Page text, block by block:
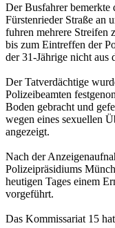
Der Busfahrer
Fürstenrieder Straße an
fuhren mehrere Streifen
bis zum Eintreffen der
der 31-Jährige nicht aus
Der Tatverdächtige
Polizeibeamten
Boden gebracht und
wegen eines sexuellen
angezeigt.
Nach der
Polizeipräsidiums
heutigen Tages einem
vorgeführt.
Das Kommissariat 15